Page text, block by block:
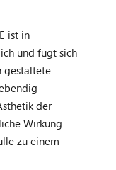
ist in
und fügt sich
gestaltete
der
Wirkung
zu einem